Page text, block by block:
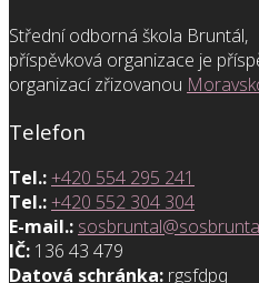
Střední odborná škola Bruntál,
příspěvková organizace je
organizací zřizovanou
Telefon
Tel.:+420 554 295 241
Tel.:+420 552 304 304
E-mail.:
IČ: 136 43 479
Datová schránka: rgsfdpq